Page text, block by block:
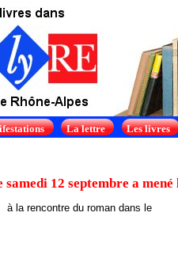
La lettre Les livres
samedi 12 septembre a
du roman dans le